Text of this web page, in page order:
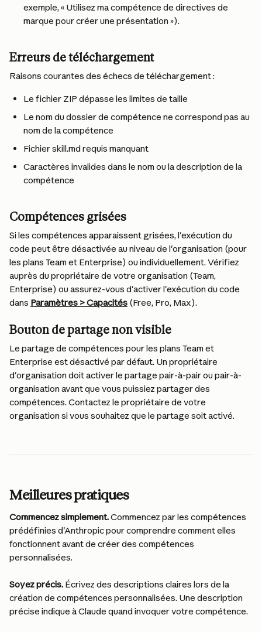
exemple, « Utilisez ma compétence de directives de
marque pour créer une présentation »).
Erreurs de téléchargement
Raisons courantes des échecs de téléchargement :
Le fichier ZIP dépasse les limites de taille
Le nom du dossier de compétence ne correspond pas au
nom de la compétence
Fichier skill.md requis manquant
Caractères invalides dans le nom ou la description de la
compétence
Compétences grisées
Si les compétences apparaissent grisées, l'exécution du
code peut être désactivée au niveau de l'organisation (pour
les plans Team et Enterprise) ou individuellement. Vérifiez
auprès du propriétaire de votre organisation (Team,
Enterprise) ou assurez-vous d'activer l'exécution du code
dans Paramètres > Capacités (Free, Pro, Max).
Bouton de partage non visible
Le partage de compétences pour les plans Team et
Enterprise est désactivé par défaut. Un propriétaire
d'organisation doit activer le partage pair-à-pair ou pair-à-
organisation avant que vous puissiez partager des
compétences. Contactez le propriétaire de votre
organisation si vous souhaitez que le partage soit activé.
Meilleures pratiques
Commencez simplement. Commencez par les compétences
prédéfinies d'Anthropic pour comprendre comment elles
fonctionnent avant de créer des compétences
personnalisées.
Soyez précis. Écrivez des descriptions claires lors de la
création de compétences personnalisées. Une description
précise indique à Claude quand invoquer votre compétence.